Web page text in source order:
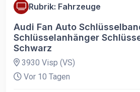
Rubrik: Fahrzeuge
Audi Fan Auto
Schlüsselanhänger
Schwarz
3930 Visp (VS)
Vor 10 Tagen